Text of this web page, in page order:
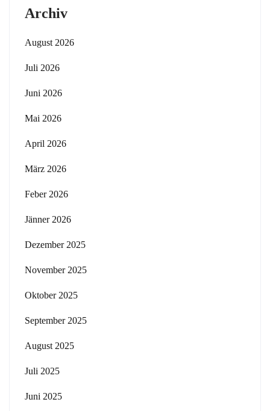
Archiv
August 2026
Juli 2026
Juni 2026
Mai 2026
April 2026
März 2026
Feber 2026
Jänner 2026
Dezember 2025
November 2025
Oktober 2025
September 2025
August 2025
Juli 2025
Juni 2025